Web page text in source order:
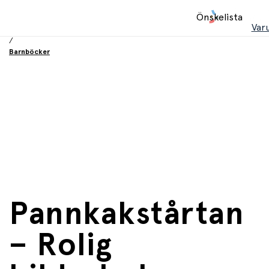
Önskelista
/
Barnböcker
Pannkakstårtan
– Rolig